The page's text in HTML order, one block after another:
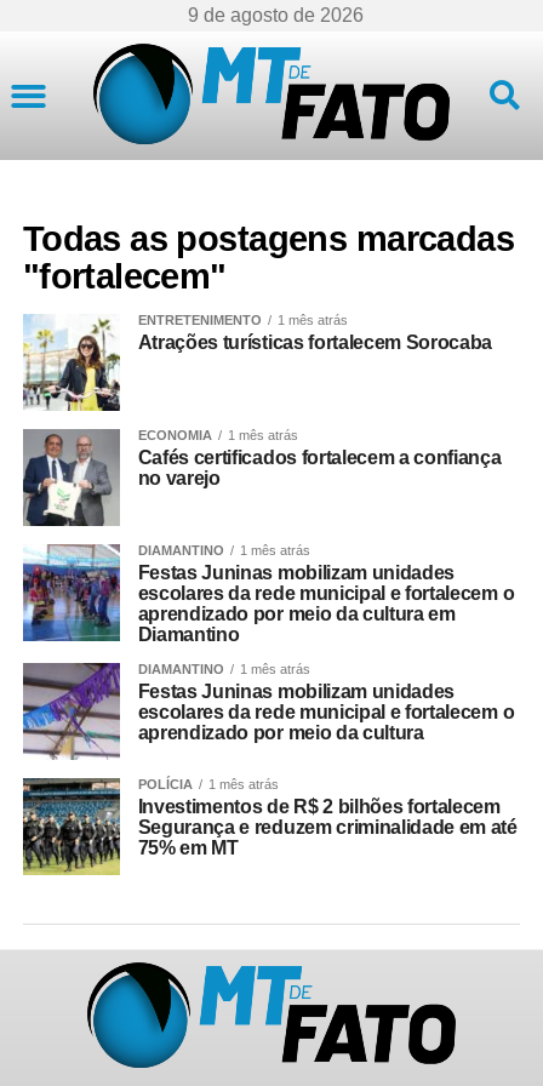
9 de agosto de 2026
Todas as postagens marcadas
"fortalecem"
ENTRETENIMENTO 1 mês atrás
Atrações turísticas fortalecem Sorocaba
ECONOMIA 1 mês atrás
Cafés certificados fortalecem a confiança
no varejo
DIAMANTINO 1 mês atrás
Festas Juninas mobilizam unidades
escolares da rede municipal e fortalecem o
aprendizado por meio da cultura em
Diamantino
DIAMANTINO 1 mês atrás
Festas Juninas mobilizam unidades
escolares da rede municipal e fortalecem o
aprendizado por meio da cultura
POLÍCIA 1 mês atrás
Investimentos de R$ 2 bilhões fortalecem
Segurança e reduzem criminalidade em até
75% em MT